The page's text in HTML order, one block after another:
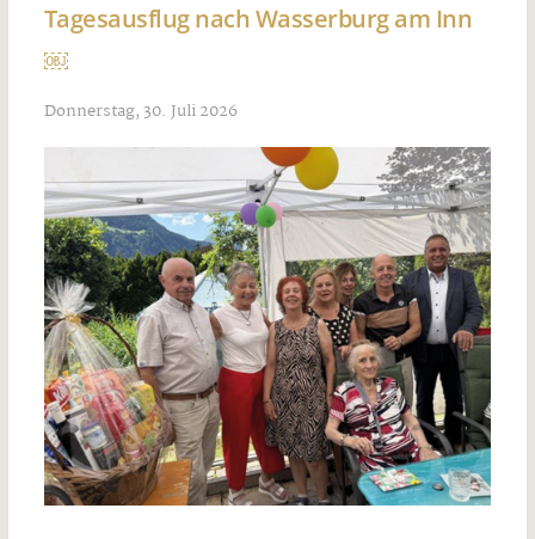
Tagesausflug nach Wasserburg am Inn
￼
Donnerstag, 30. Juli 2026